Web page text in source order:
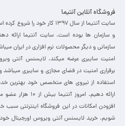
فروشگاه آنلاین آنتیما
سایت آنتیما از سال 1397 کار
و سازمان ها بوده است. سایت آنتیما ارائه
سازمانی و دیگر محصولات نرم افزاری در ایران
برقراری امنیت در فضای مجازی و سایبری
استفاده از نیروی های متخصص خود بهترین
ارائه دهیم. امروز
افزودن امکانات در این فروشگاه اینترنتی سبب